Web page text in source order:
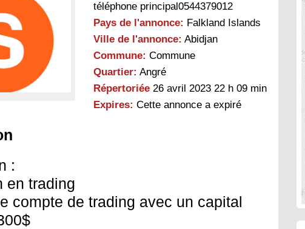
téléphone principal0544379012
Pays de l'annonce: Falkland Islands
Ville de l'annonce: Abidjan
Commune: Commune
Quartier: Angré
Répertoriée 26 avril 2023 22 h 09 min
Expires: Cette annonce a expiré
:
en trading
compte de trading avec un capital